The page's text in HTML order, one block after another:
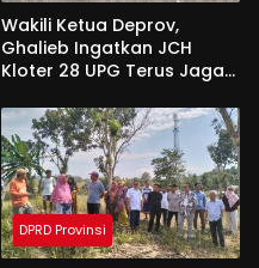
Wakili Ketua Deprov,
Ghalieb Ingatkan JCH
Kloter 28 UPG Terus Jaga
Tanah Suci
DPRD Provinsi